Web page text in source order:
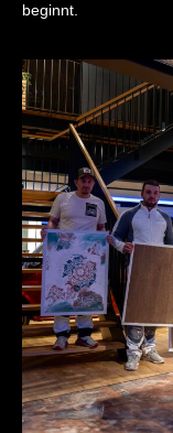
beginnt.